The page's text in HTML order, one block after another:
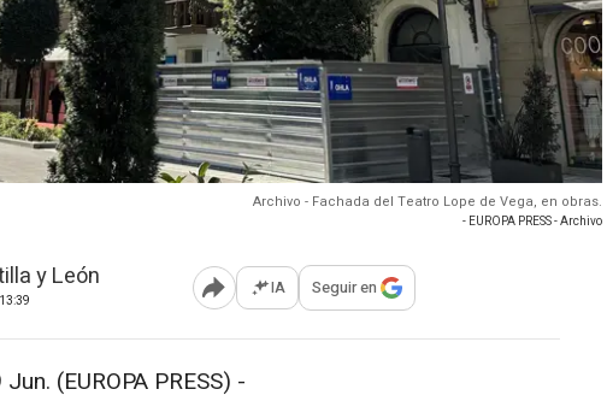
Archivo - Fachada del Teatro Lope de Vega, en obras.
- EUROPA PRESS - Archivo
y León
Abrir opciones para compartir
IA Seguir en
(EUROPA PRESS) -